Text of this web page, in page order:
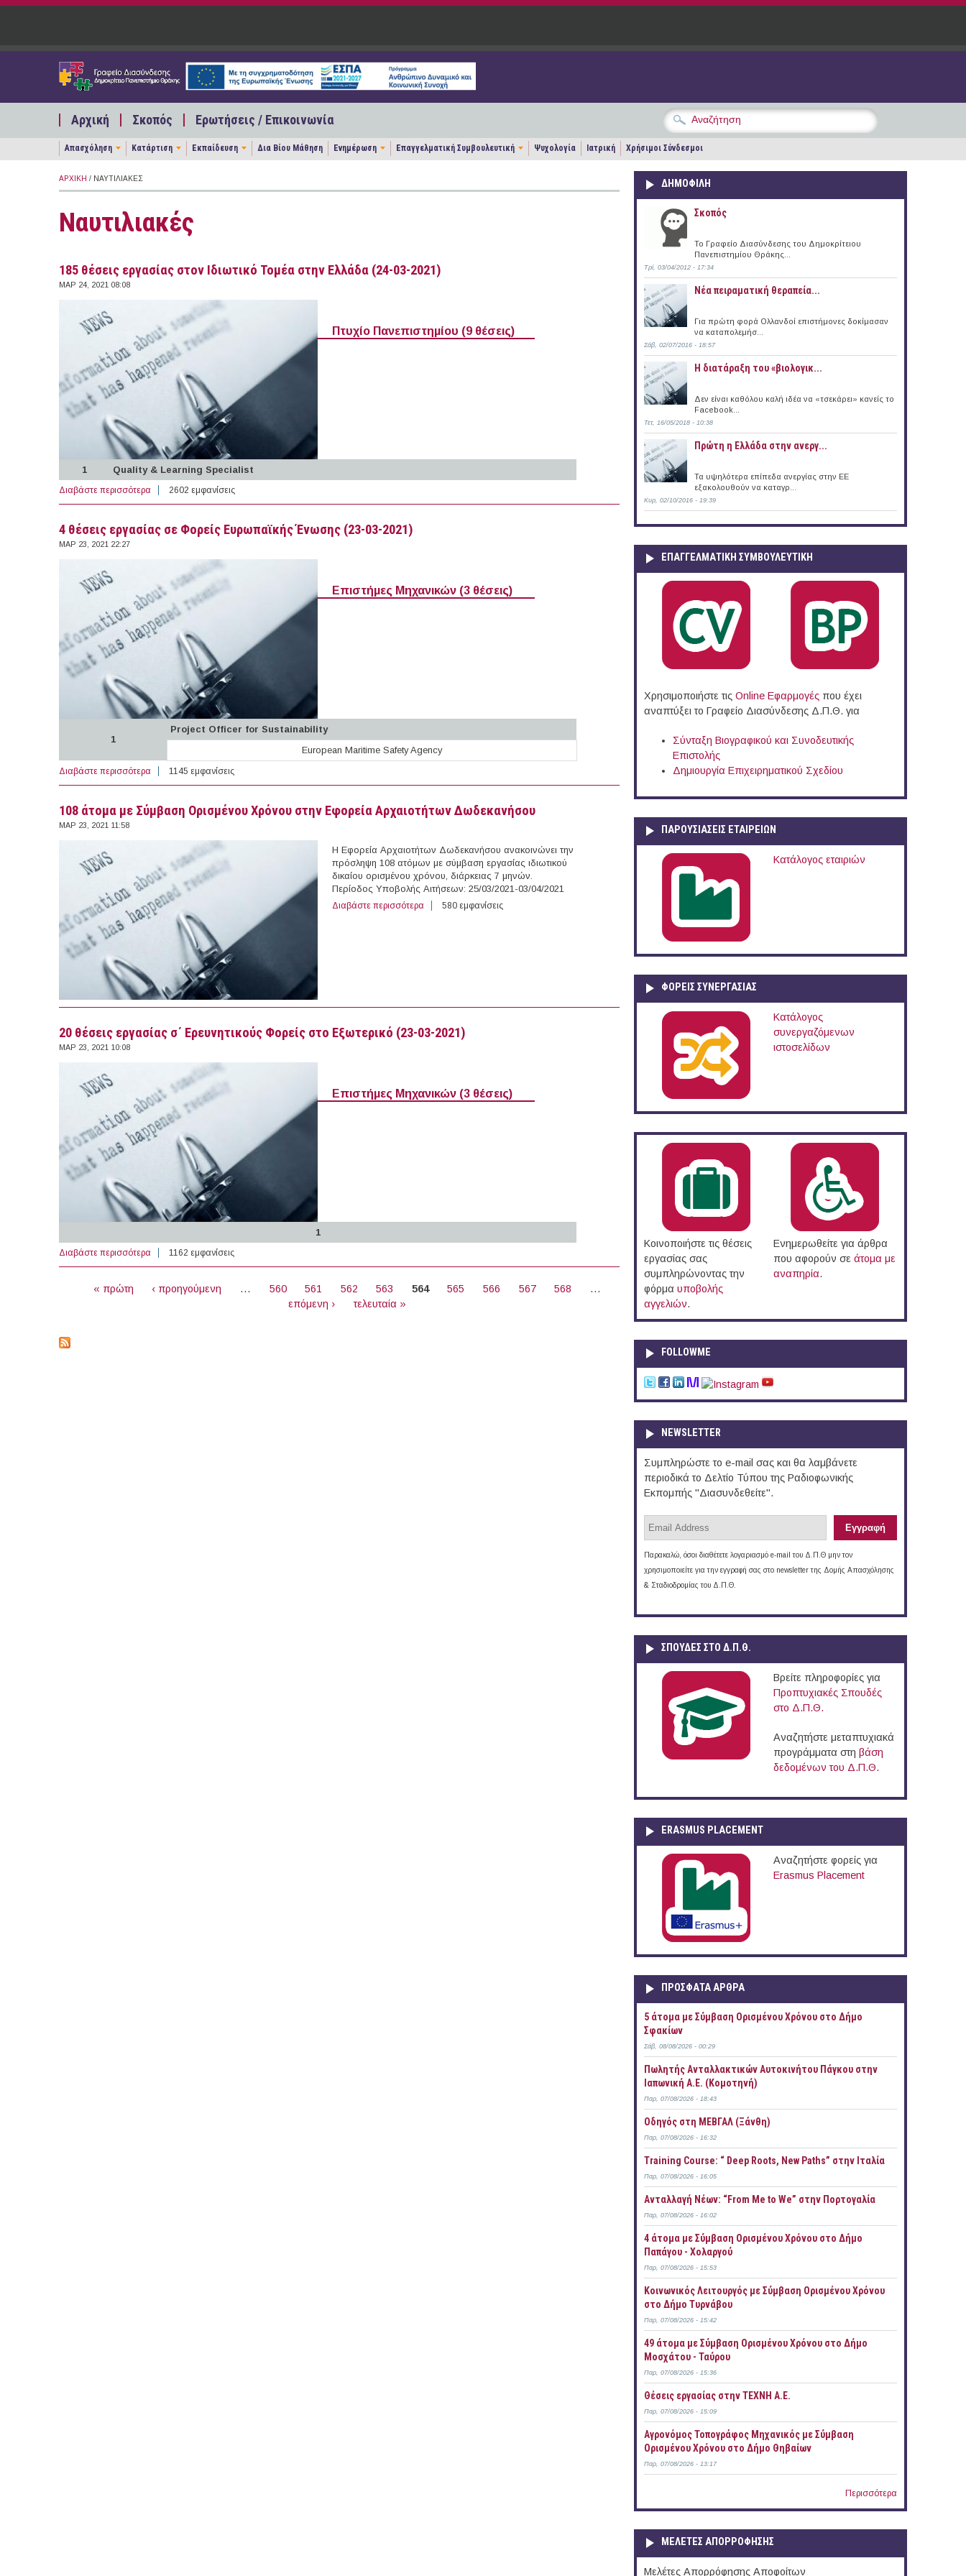
Παράκαμψη προς το κυρίως περιεχόμενο
Αρχική Σκοπός Ερωτήσεις / Επικοινωνία
Απασχόληση Κατάρτιση Εκπαίδευση Δια Βίου Μάθηση Ενημέρωση Επαγγελματική Συμβουλευτική Ψυχολογία Ιατρική Χρήσιμοι Σύνδεσμοι
ΑΡΧΙΚΉ / ΝΑΥΤΙΛΙΑΚΈΣ
Ναυτιλιακές
185 θέσεις εργασίας στον Ιδιωτικό Τομέα στην Ελλάδα (24-03-2021)
ΜΑΡ 24, 2021 08:08
Πτυχίο Πανεπιστημίου (9 θέσεις)
1 Quality & Learning Specialist
Διαβάστε περισσότερα για 185 θέσεις εργασίας στον Ιδιωτικό Τομέα στην Ελλάδα (24-03-2021)
2602 εμφανίσεις
4 θέσεις εργασίας σε Φορείς Ευρωπαϊκής Ένωσης (23-03-2021)
ΜΑΡ 23, 2021 22:27
Επιστήμες Μηχανικών (3 θέσεις)
1
Project Officer for Sustainability
European Maritime Safety Agency
Διαβάστε περισσότερα για 4 θέσεις εργασίας σε Φορείς Ευρωπαϊκής Ένωσης (23-03-2021)
1145 εμφανίσεις
108 άτομα με Σύμβαση Ορισμένου Χρόνου στην Εφορεία Αρχαιοτήτων Δωδεκανήσου
ΜΑΡ 23, 2021 11:58
Η Εφορεία Αρχαιοτήτων Δωδεκανήσου ανακοινώνει την
πρόσληψη 108 ατόμων με σύμβαση εργασίας ιδιωτικού
δικαίου ορισμένου χρόνου, διάρκειας 7 μηνών.
Περίοδος Υποβολής Αιτήσεων: 25/03/2021-03/04/2021
Διαβάστε περισσότερα για 108 άτομα με Σύμβαση Ορισμένου Χρόνου στην Εφορεία Αρχαιοτήτων Δωδεκανήσου
580 εμφανίσεις
20 θέσεις εργασίας σ΄ Ερευνητικούς Φορείς στο Εξωτερικό (23-03-2021)
ΜΑΡ 23, 2021 10:08
Επιστήμες Μηχανικών (3 θέσεις)
1
Διαβάστε περισσότερα για 20 θέσεις εργασίας σ΄ Ερευνητικούς Φορείς στο Εξωτερικό (23-03-2021)
1162 εμφανίσεις
« πρώτη ‹ προηγούμενη … 560 561 562 563 564 565 566 567 568
…
επόμενη ›
τελευταία »
ΔΗΜΟΦΙΛΗ
Σκοπός
Το Γραφείο Διασύνδεσης του Δημοκρίτειου
Πανεπιστημίου Θράκης...
Τρί, 03/04/2012 - 17:34
Νέα πειραματική θεραπεία...
Για πρώτη φορά Ολλανδοί επιστήμονες δοκίμασαν
να καταπολεμήσ...
Σάβ, 02/07/2016 - 18:57
Η διατάραξη του «βιολογικ...
Δεν είναι καθόλου καλή ιδέα να «τσεκάρει» κανείς το
Facebook...
Τετ, 16/05/2018 - 10:38
Πρώτη η Ελλάδα στην ανεργ...
Τα υψηλότερα επίπεδα ανεργίας στην ΕΕ
εξακολουθούν να καταγρ...
Κυρ, 02/10/2016 - 19:39
ΕΠΑΓΓΕΛΜΑΤΙΚΉ ΣΥΜΒΟΥΛΕΥΤΙΚΉ
Χρησιμοποιήστε τις Online Eφαρμογές που έχει
αναπτύξει το Γραφείο Διασύνδεσης Δ.Π.Θ. για
Σύνταξη Βιογραφικού και Συνοδευτικής
Επιστολής
Δημιουργία Επιχειρηματικού Σχεδίου
ΠΑΡΟΥΣΙΆΣΕΙΣ ΕΤΑΙΡΕΙΏΝ
Κατάλογος εταιριών
ΦΟΡΕΙΣ ΣΥΝΕΡΓΑΣΙΑΣ
Κατάλογος
συνεργαζόμενων
ιστοσελίδων
Κοινοποιήστε τις θέσεις
εργασίας σας
συμπληρώνοντας την
φόρμα υποβολής
αγγελιών.
Ενημερωθείτε για άρθρα
που αφορούν σε άτομα με
αναπηρία.
FOLLOWME
NEWSLETTER
Συμπληρώστε το e-mail σας και θα λαμβάνετε
περιοδικά το Δελτίο Τύπου της Ραδιοφωνικής
Εκπομπής "Διασυνδεθείτε".
Παρακαλώ, όσοι διαθέτετε λογαριασμό e-mail του Δ.Π.Θ μην τον
χρησιμοποιείτε για την εγγραφή σας στο newsletter της Δομής Απασχόλησης
& Σταδιοδρομίας του Δ.Π.Θ.
ΣΠΟΥΔΈΣ ΣΤΟ Δ.Π.Θ.
Βρείτε πληροφορίες για
Προπτυχιακές Σπουδές
στο Δ.Π.Θ.
Αναζητήστε μεταπτυχιακά
προγράμματα στη βάση
δεδομένων του Δ.Π.Θ.
ERASMUS PLACEMENT
Αναζητήστε φορείς για
Erasmus Placement
ΠΡOΣΦΑΤΑ AΡΘΡΑ
5 άτομα με Σύμβαση Ορισμένου Χρόνου στο Δήμο
Σφακίων
Σάβ, 08/08/2026 - 00:29
Πωλητής Ανταλλακτικών Αυτοκινήτου Πάγκου στην
Ιαπωνική Α.Ε. (Κομοτηνή)
Παρ, 07/08/2026 - 18:43
Οδηγός στη ΜΕΒΓΑΛ (Ξάνθη)
Παρ, 07/08/2026 - 16:32
Training Course: “ Deep Roots, New Paths” στην Ιταλία
Παρ, 07/08/2026 - 16:05
Ανταλλαγή Νέων: “From Me to We” στην Πορτογαλία
Παρ, 07/08/2026 - 16:02
4 άτομα με Σύμβαση Ορισμένου Χρόνου στο Δήμο
Παπάγου - Χολαργού
Παρ, 07/08/2026 - 15:53
Κοινωνικός Λειτουργός με Σύμβαση Ορισμένου Χρόνου
στο Δήμο Τυρνάβου
Παρ, 07/08/2026 - 15:42
49 άτομα με Σύμβαση Ορισμένου Χρόνου στο Δήμο
Μοσχάτου - Ταύρου
Παρ, 07/08/2026 - 15:36
Θέσεις εργασίας στην ΤΕΧΝΗ Α.Ε.
Παρ, 07/08/2026 - 15:09
Αγρονόμος Τοπογράφος Μηχανικός με Σύμβαση
Ορισμένου Χρόνου στο Δήμο Θηβαίων
Παρ, 07/08/2026 - 13:17
Περισσότερα
ΜΕΛΕΤΕΣ ΑΠΟΡΡΟΦΗΣΗΣ
Μελέτες Απορρόφησης Αποφοίτων